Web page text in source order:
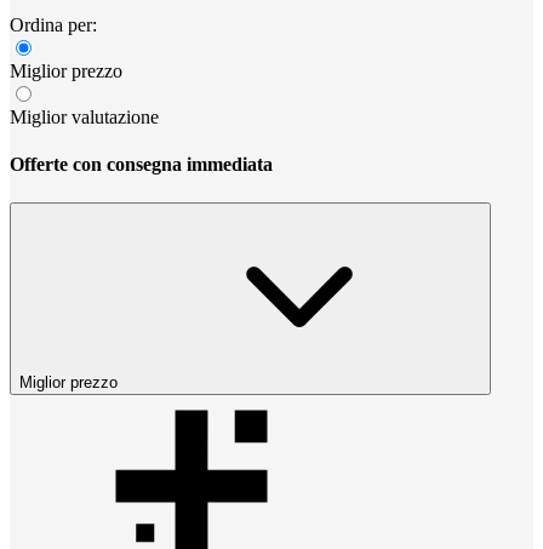
Ordina per:
Miglior prezzo
Miglior valutazione
Offerte con consegna immediata
Miglior prezzo